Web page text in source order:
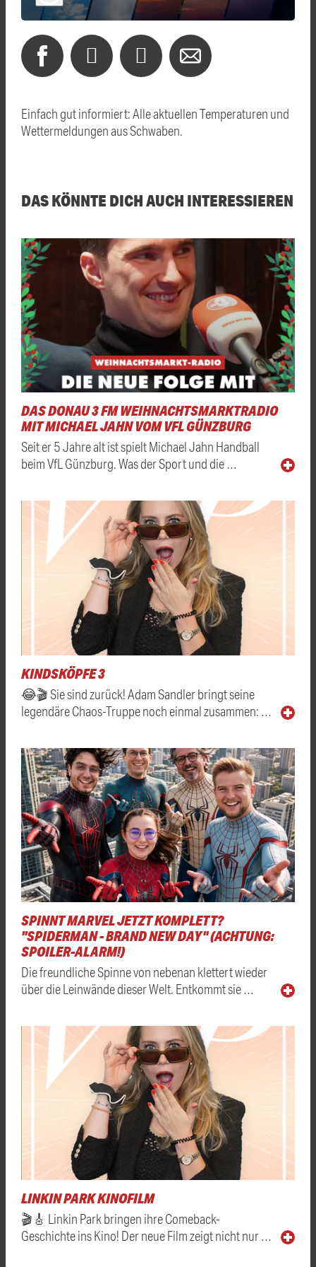
Einfach gut informiert: Alle aktuellen Temperaturen und
Wettermeldungen aus Schwaben.
DAS KÖNNTE DICH AUCH INTERESSIEREN
DAS DONAU 3 FM WEIHNACHTSMARKTRADIO
MIT MICHAEL JAHN VOM VFL GÜNZBURG
Seit er 5 Jahre alt ist spielt Michael Jahn Handball
beim VfL Günzburg. Was der Sport und die …
KINDSKÖPFE 3
😂🎬 Sie sind zurück! Adam Sandler bringt seine
legendäre Chaos-Truppe noch einmal zusammen: …
SPINNT MARVEL JETZT KOMPLETT?
"SPIDERMAN - BRAND NEW DAY" (ACHTUNG:
SPOILER-ALARM!)
Die freundliche Spinne von nebenan klettert wieder
über die Leinwände dieser Welt. Entkommt sie …
LINKIN PARK KINOFILM
🎬🎸 Linkin Park bringen ihre Comeback-
Geschichte ins Kino! Der neue Film zeigt nicht nur …